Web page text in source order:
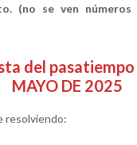
(no se ven
del pasatiempo
MAYO DE 2025
resolviendo: